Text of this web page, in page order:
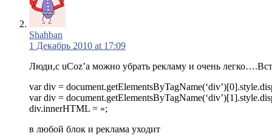
Shahban
1 Декабрь 2010 at 17:09
Люди,с uCoz’a можно убрать рекламу и очень
var div =
var div =
div.innerHTML = »;
в любой блок и реклама уходит